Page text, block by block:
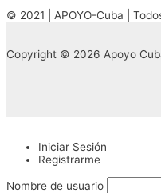
© 2021 | APOYO-Cuba |
Copyright © 2026 Apoyo
Iniciar Sesión
Registrarme
Nombre de usuario